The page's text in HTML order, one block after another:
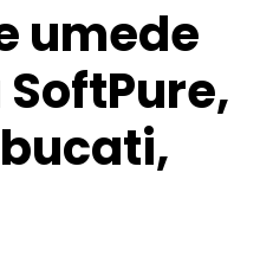
umede